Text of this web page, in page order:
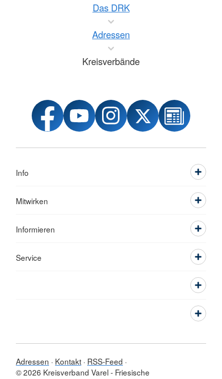
Das DRK
Adressen
Kreisverbände
Info
Mitwirken
Informieren
Service
Adressen Kontakt RSS-Feed
© 2026 Kreisverband Varel - Friesische